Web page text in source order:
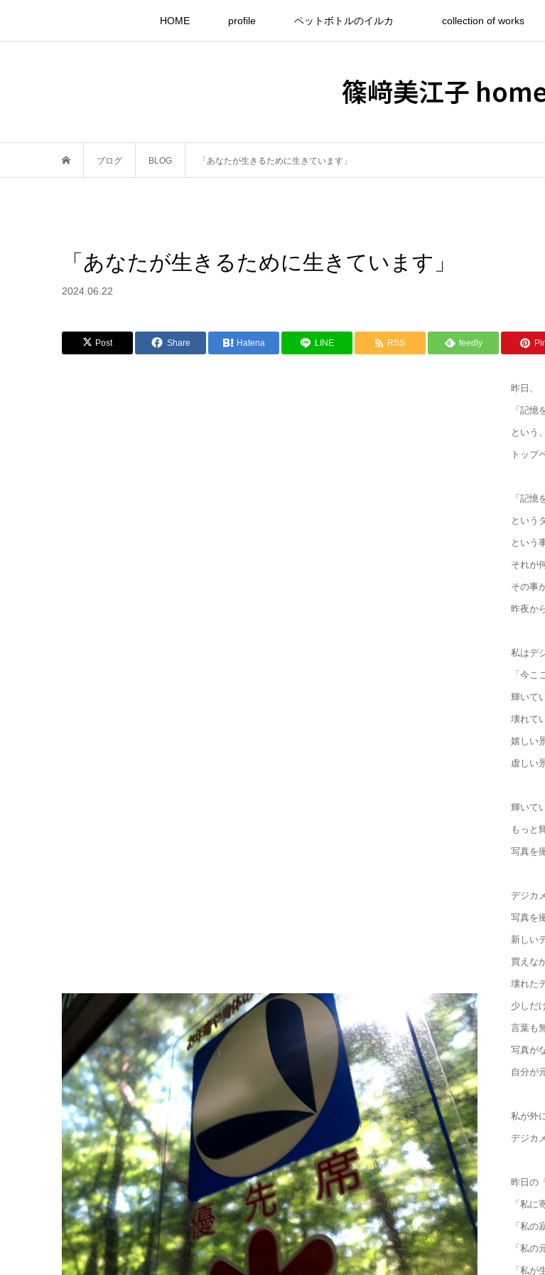
HOME profile ペットボトルのイルカ collection of works
篠﨑美江子
ブログ BLOG 「あなたが生きるために生きています」
「あなたが生きるために生きています」
2024.06.22
Post Share Hatena LINE RSS feedly
昨日、
「記憶
という
トップ
「記憶
という
という
それが
その事
昨夜か
私はデ
「今こ
輝いて
壊れて
嬉しい
虚しい
輝いて
もっと
写真を
デジカ
写真を
新しい
買えな
壊れた
少しだ
言葉も
写真が
自分が
私が外
デジカ
昨日の
「私に
「私の
「私の
「私が